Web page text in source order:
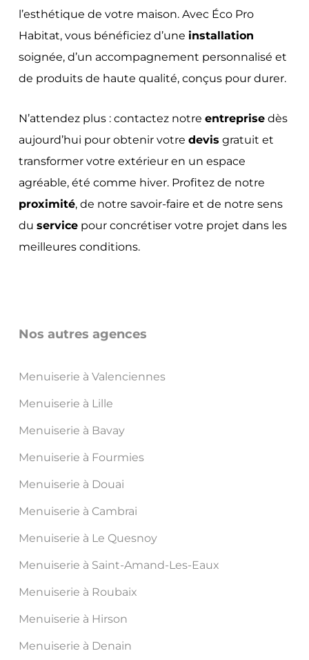
l’esthétique de votre maison. Avec Éco Pro
Habitat, vous bénéficiez d’une installation
soignée, d’un accompagnement personnalisé et
de produits de haute qualité, conçus pour durer.
N’attendez plus : contactez notre entreprisedès
aujourd’hui pour obtenir votre devis gratuit et
transformer votre extérieur en un espace
agréable, été comme hiver. Profitez de notre
proximité, de notre savoir-faire et de notre sens
du servicepour concrétiser votre projet dans les
meilleures conditions.
Nos autres agences
Menuiserie à Valenciennes
Menuiserie à Lille
Menuiserie à Bavay
Menuiserie à Fourmies
Menuiserie à Douai
Menuiserie à Cambrai
Menuiserie à Le Quesnoy
Menuiserie à Saint-Amand-Les-Eaux
Menuiserie à Roubaix
Menuiserie à Hirson
Menuiserie à Denain